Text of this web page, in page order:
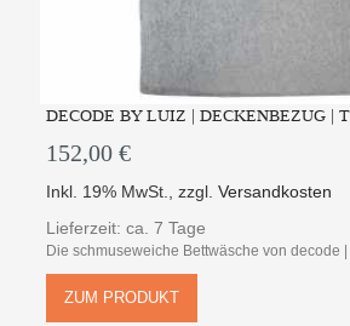
DECODE BY LUIZ | DECKENBEZUG |
152,00 €
Inkl. 19% MwSt. ,zzgl.Versandkosten
Lieferzeit: ca. 7 Tage
Die schmuseweiche Bettwäsche von decode |
ZUM PRODUKT